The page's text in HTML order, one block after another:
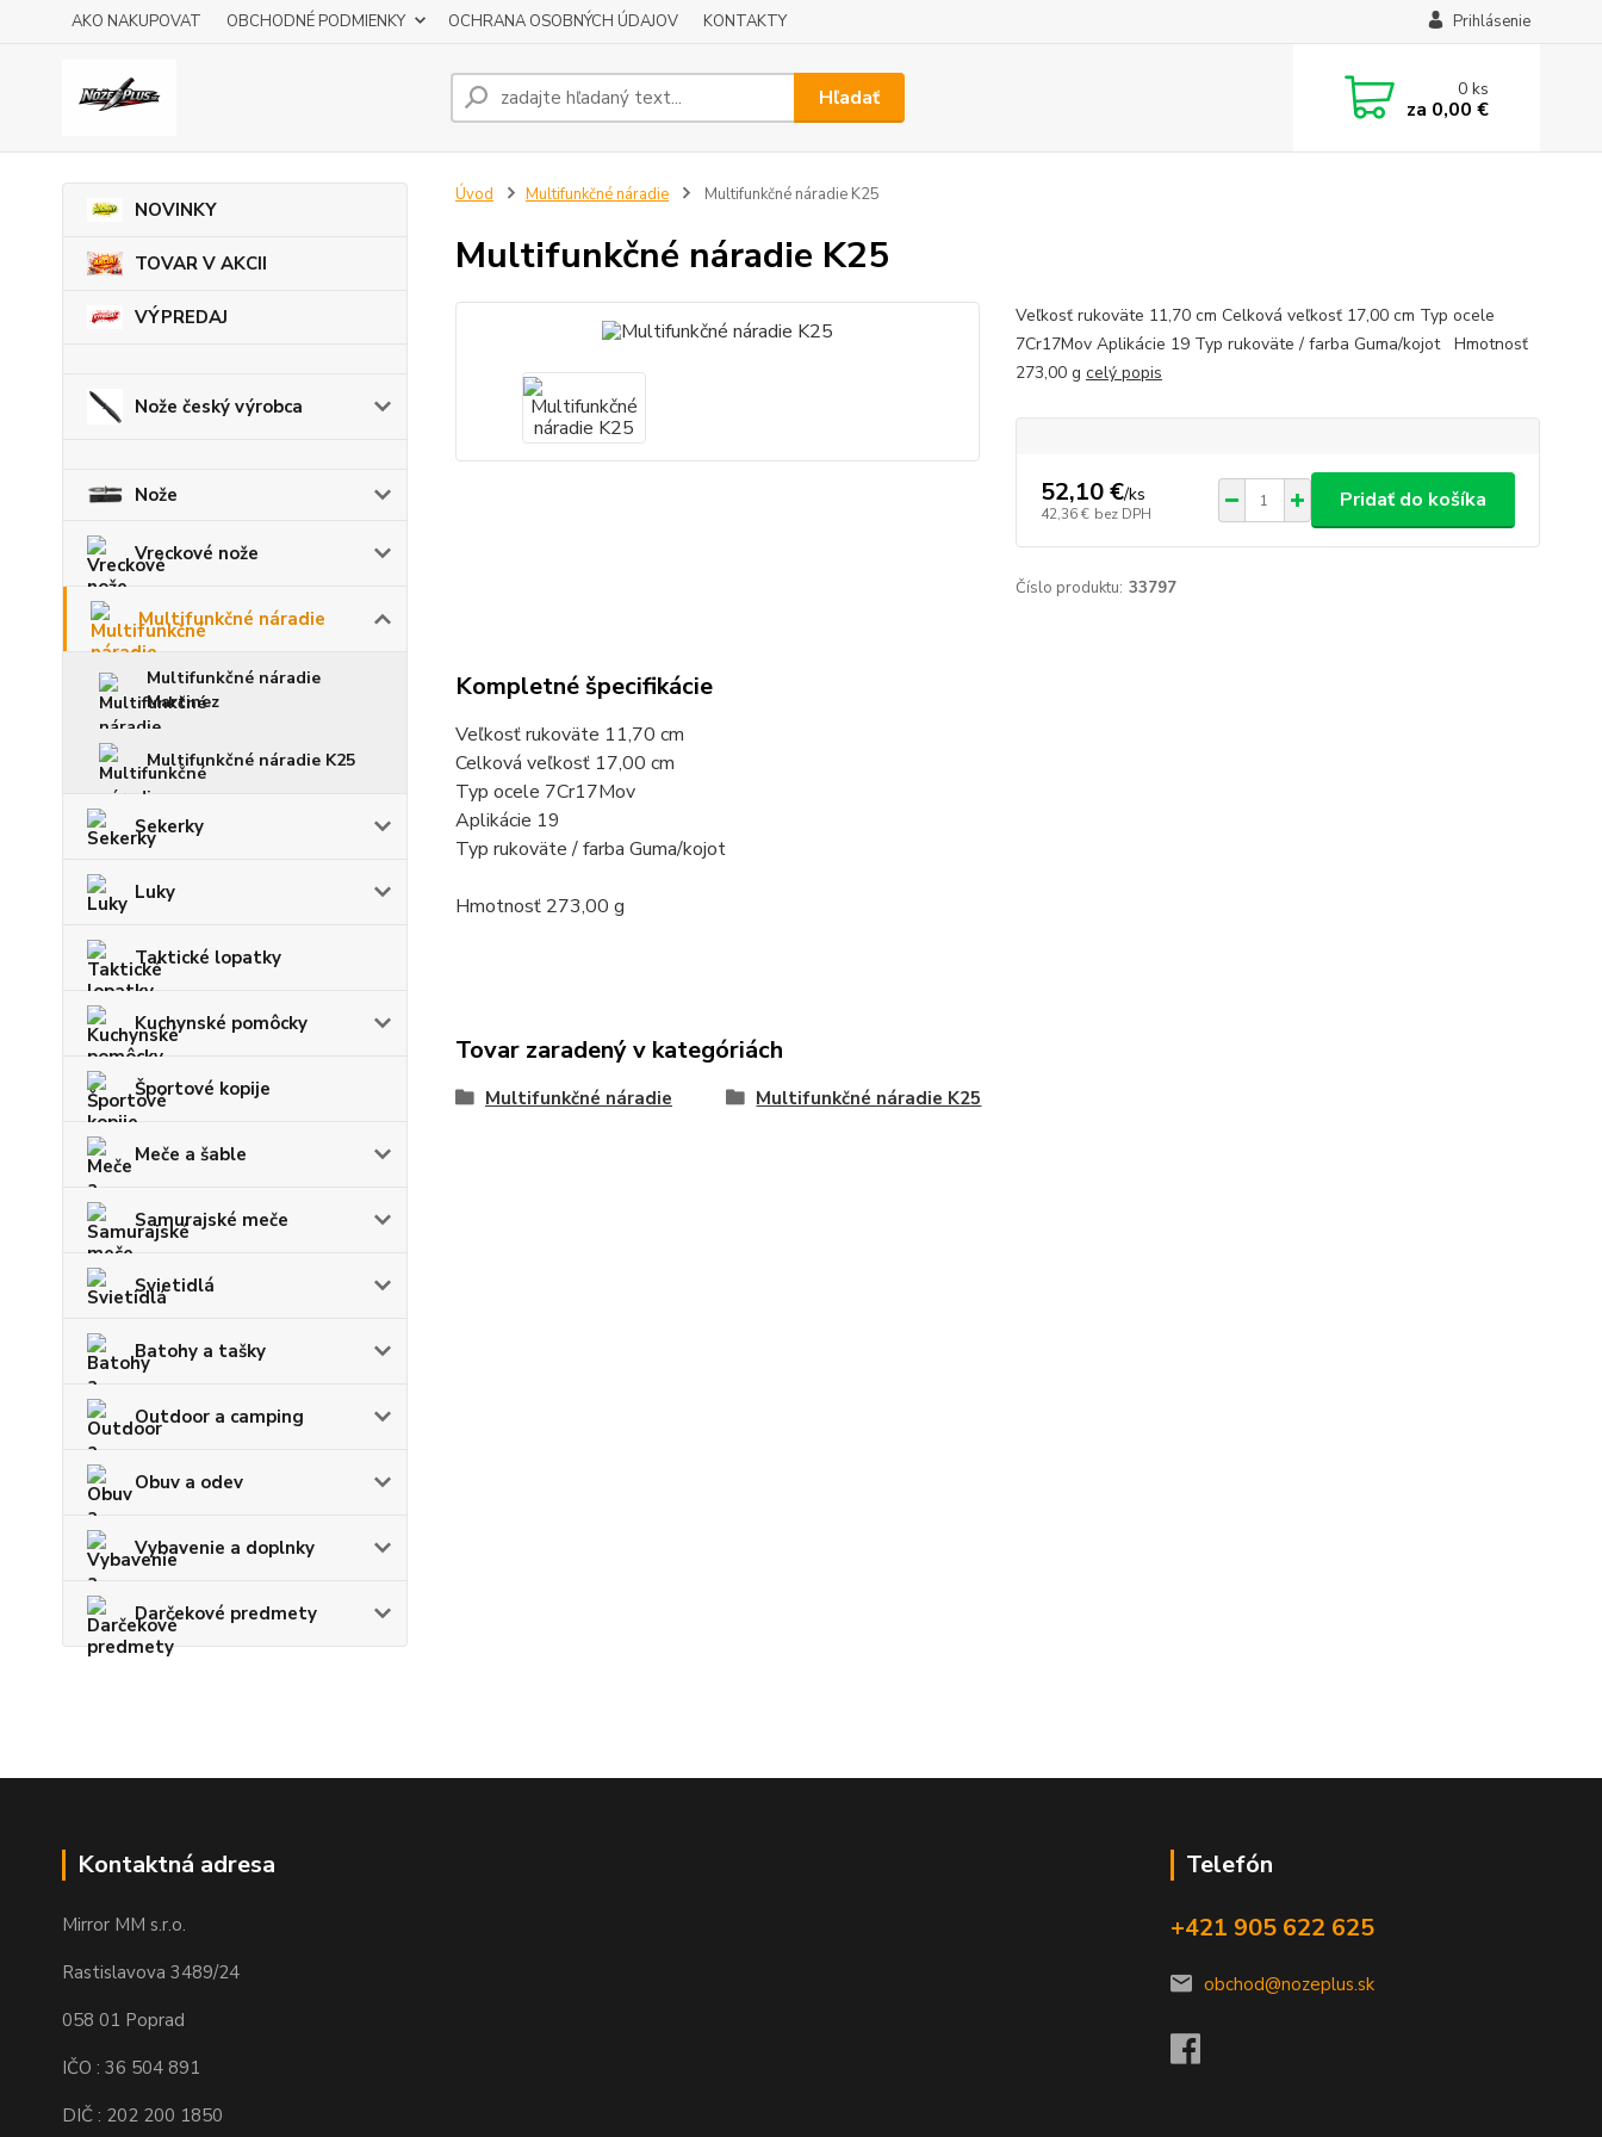
AKO NAKUPOVAT OBCHODNÉ PODMIENKY OCHRANA OSOBNÝCH ÚDAJOV KONTAKTY Prihlásenie
Hľadať 0ks
za 0,00 €
NOVINKY
TOVAR V AKCII
VÝPREDAJ
Nože český výrobca
Nože
Vreckové nože
Multifunkčné náradie
Multifunkčné náradie
Martinez
Multifunkčné náradie K25
Sekerky
Luky
Taktické lopatky
Kuchynské pomôcky
Športové kopije
Meče a šable
Samurajské meče
Svietidlá
Batohy a tašky
Outdoor a camping
Obuv a odev
Vybavenie a doplnky
Darčekové predmety
Úvod Multifunkčné náradie Multifunkčné náradie K25
Multifunkčné náradie K25
Veľkosť rukoväte 11,70 cm Celková veľkosť 17,00 cm Typ ocele
7Cr17Mov Aplikácie 19 Typ rukoväte / farba Guma/kojot Hmotnosť
273,00 g celý popis
52,10 €/ks
42,36 € bez DPH
Pridať do košíka
Číslo produktu: 33797
Kompletné špecifikácie
Veľkosť rukoväte 11,70 cm
Celková veľkosť 17,00 cm
Typ ocele 7Cr17Mov
Aplikácie 19
Typ rukoväte / farba Guma/kojot
Hmotnosť 273,00 g
Tovar zaradený v kategóriách
Multifunkčné náradie Multifunkčné náradie K25
Kontaktná adresa
Mirror MM s.r.o.
Rastislavova 3489/24
058 01 Poprad
IČO : 36 504 891
DIČ : 202 200 1850
Telefón
+421 905 622 625
obchod@nozeplus.sk